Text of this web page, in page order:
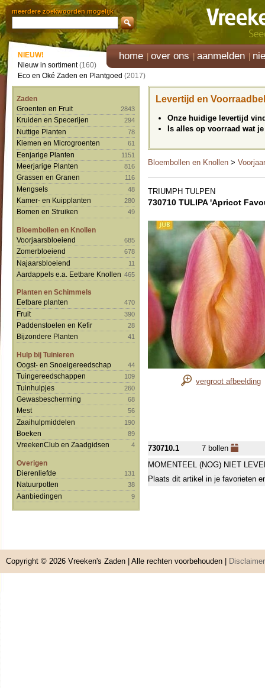
meerdere zoekwoorden mogelijk
home over ons aanmelden
NIEUW!
Nieuw in sortiment(160)
Eco en Oké Zaden en Plantgoed (2017)
Zaden
Groenten en Fruit
2843
Kruiden en Specerijen 294
Nuttige Planten 78
Kiemen en Microgroenten 61
Eenjarige Planten 1151
Meerjarige Planten 816
Grassen en Granen 116
Mengsels 48
Kamer- en Kuipplanten 280
Bomen en Struiken 49
Bloembollen en Knollen
Voorjaarsbloeiend
685
Zomerbloeiend 678
Najaarsbloeiend 11
Aardappels e.a. Eetbare Knollen 465
Planten en Schimmels
Eetbare planten
470
Fruit 390
Paddenstoelen en Kefir 28
Bijzondere Planten 41
Hulp bij Tuinieren
Oogst- en Snoeigereedschap
44
Tuingereedschappen 109
Tuinhulpjes 260
Gewasbescherming 68
Mest 56
Zaaihulpmiddelen 190
Boeken 89
VreekenClub en Zaadgidsen 4
Overigen
Dierenliefde
131
Natuurpotten 38
Aanbiedingen 9
Levertijd en
Onze huidige levertijd
Is alles op voorraad wat
Bloembollen en Knollen >
TRIUMPH TULPEN
730710 TULIPA 'Apricot
vergroot afbeelding
730710.1
7 bollen
MOMENTEEL (NOG) NIET
Plaats dit artikel in je favorieten
Copyright © 2026 Vreeken's Zaden | Alle rechten voorbehouden | Disclaimer